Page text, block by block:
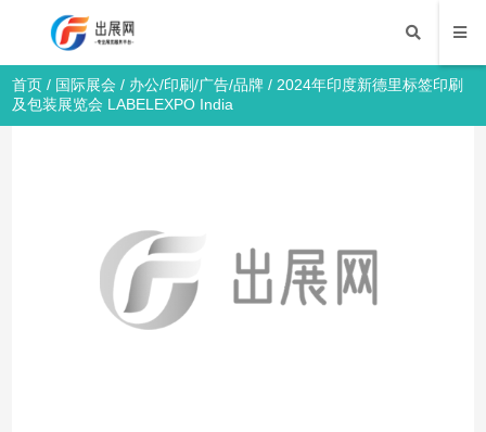
首页 / 国际展会 / 办公/印刷/广告/品牌 / 2024年印度新德里标签印刷
及包装展览会 LABELEXPO India